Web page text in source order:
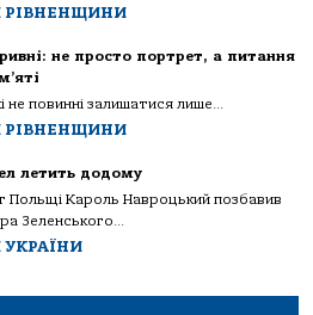
РІВНЕНЩИНИ
не просто портрет, а питання
не повинні залишатися лише...
РІВНЕНЩИНИ
летить додому
Польщі Кароль Навроцький позбавив
Зеленського...